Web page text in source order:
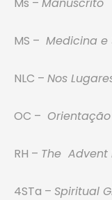
MS – Medicina
NLC – Nos
OC –
RH – The Advent
4STa – Spiritual